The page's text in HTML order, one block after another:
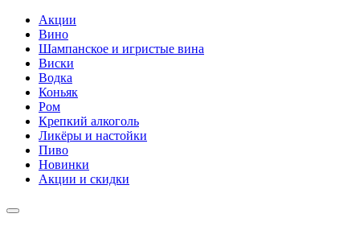
Акции
Вино
Шампанское и игристые вина
Виски
Водка
Коньяк
Ром
Крепкий алкоголь
Ликёры и настойки
Пиво
Новинки
Акции и скидки